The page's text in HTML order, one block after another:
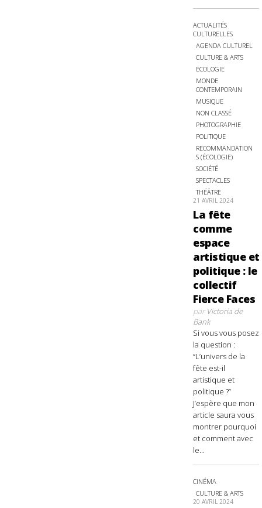
ACTUALITÉS
CULTURELLES
AGENDA CULTUREL
CULTURE & ARTS
ECOLOGIE
MONDE
CONTEMPORAIN
MUSIQUE
NON CLASSÉ
PHOTOGRAPHIE
POLITIQUE
RECOMMANDATION
S (ÉCOLOGIE)
SOCIÉTÉ
SPECTACLES
THÉÂTRE
21 AVRIL 2024
La fête
comme
espace
artistique et
politique : le
collectif
Fierce Faces
parVictoria de
Bank
Si vous vous posez
la question :
“L’univers de la
fête est-il
artistique et
politique ?”
J’espère que mon
article saura vous
montrer pourquoi
et comment avec
le...
CINÉMA
CULTURE & ARTS
20 AVRIL 2024